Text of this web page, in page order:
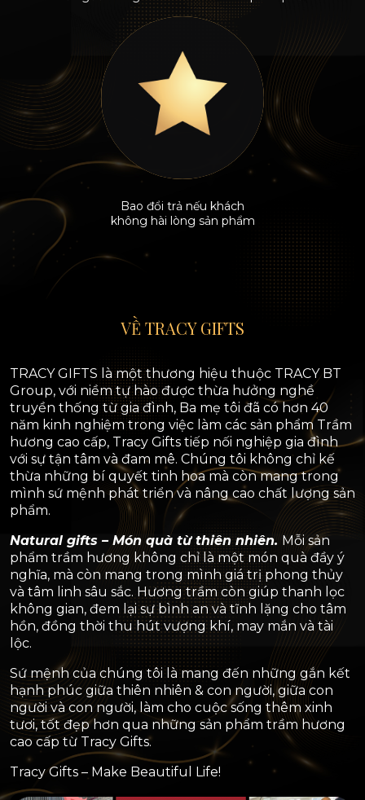
Bao đổi trả nếu khách
không hài lòng sản phẩm
VỀ TRACY GIFTS
TRACY GIFTS là một thương hiệu thuộc TRACY BT
Group, với niềm tự hào được thừa hưởng nghề
truyền thống từ gia đình, Ba mẹ tôi đã có hơn 40
năm kinh nghiệm trong việc làm các sản phẩm Trầm
hương cao cấp, Tracy Gifts tiếp nối nghiệp gia đình
với sự tận tâm và đam mê. Chúng tôi không chỉ kế
thừa những bí quyết tinh hoa mà còn mang trong
mình sứ mệnh phát triển và nâng cao chất lượng sản
phẩm.
Natural gifts – Món quà từ thiên nhiên. Mỗi sản
phẩm trầm hương không chỉ là một món quà đầy ý
nghĩa, mà còn mang trong mình giá trị phong thủy
và tâm linh sâu sắc. Hương trầm còn giúp thanh lọc
không gian, đem lại sự bình an và tĩnh lặng cho tâm
hồn, đồng thời thu hút vượng khí, may mắn và tài
lộc.
Sứ mệnh của chúng tôi là mang đến những gắn kết
hạnh phúc giữa thiên nhiên & con người, giữa con
người và con người, làm cho cuộc sống thêm xinh
tươi, tốt đẹp hơn qua những sản phẩm trầm hương
cao cấp từ Tracy Gifts.
Tracy Gifts – Make Beautiful Life!